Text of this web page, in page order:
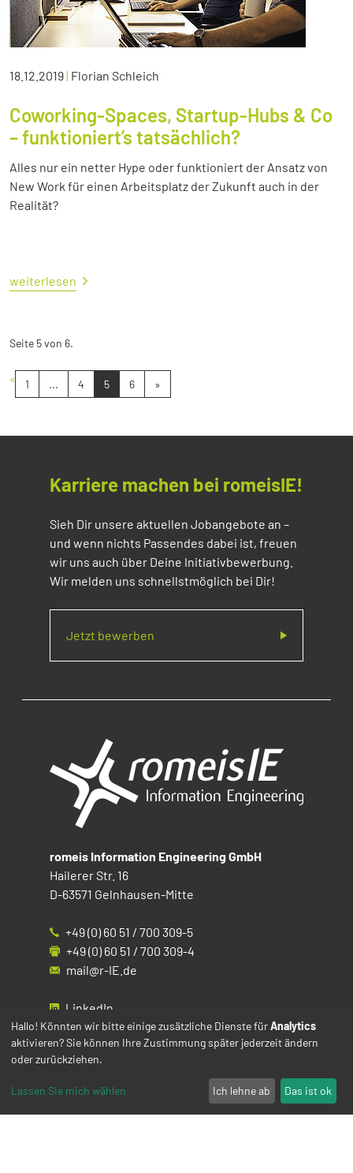
18.12.2019| Florian Schleich
Coworking-Spaces, Startup-Hubs & Co
– funktioniert’s tatsächlich?
Alles nur ein netter Hype oder funktioniert der Ansatz von
New Work für einen Arbeitsplatz der Zukunft auch in der
Realität?
weiterlesen
Seite 5 von 6.
« 1 ... 4 5 6 »
Karriere machen bei romeisIE!
Sieh Dir unsere aktuellen Jobangebote an –
und wenn nichts Passendes dabei ist, freuen
wir uns auch über Deine Initiativbewerbung.
Wir melden uns schnellstmöglich bei Dir!
Jetzt bewerben
romeis Information Engineering GmbH
Hailerer Str. 16
D-63571 Gelnhausen-Mitte
+49 (0) 60 51 / 700 309-5
+49 (0) 60 51 / 700 309-4
mail@r-IE.de
LinkedIn
Instagram
Facebook
YouTube
Hallo! Könnten wir bitte einige zusätzliche Dienste fürAnalytics
aktivieren? Sie können Ihre Zustimmung später jederzeit ändern
oder zurückziehen.
Lassen Sie mich wählen Ich lehne ab Das ist ok